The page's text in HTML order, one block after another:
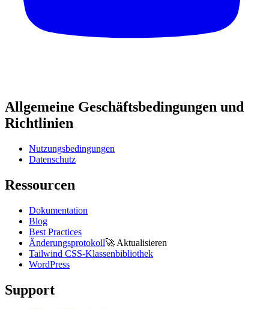
Allgemeine Geschäftsbedingungen und
Richtlinien
Nutzungsbedingungen
Datenschutz
Ressourcen
Dokumentation
Blog
Best Practices
Änderungsprotokoll🚀 Aktualisieren
Tailwind CSS-Klassenbibliothek
WordPress
Support